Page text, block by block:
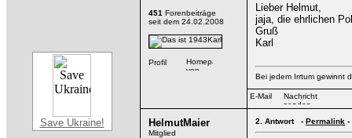
Save Ukraine!
451 Forenbeiträge
seit dem 24.02.2008
Lieber Helmut,
jaja, die ehrlichen
Gruß
Karl
Bei jedem Irrtum gewinnt
HelmutMaier
Mitglied
2. Antwort - Permalink -